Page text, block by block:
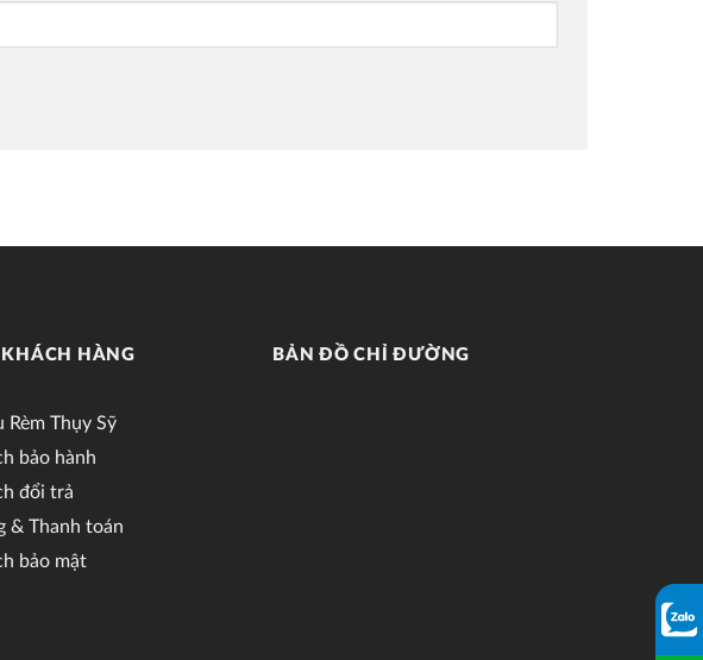
KHÁCH HÀNG
Thụy Sỹ
bảo hành
đổi trả
& Thanh toán
bảo mật
BẢN ĐỒ CHỈ ĐƯỜNG